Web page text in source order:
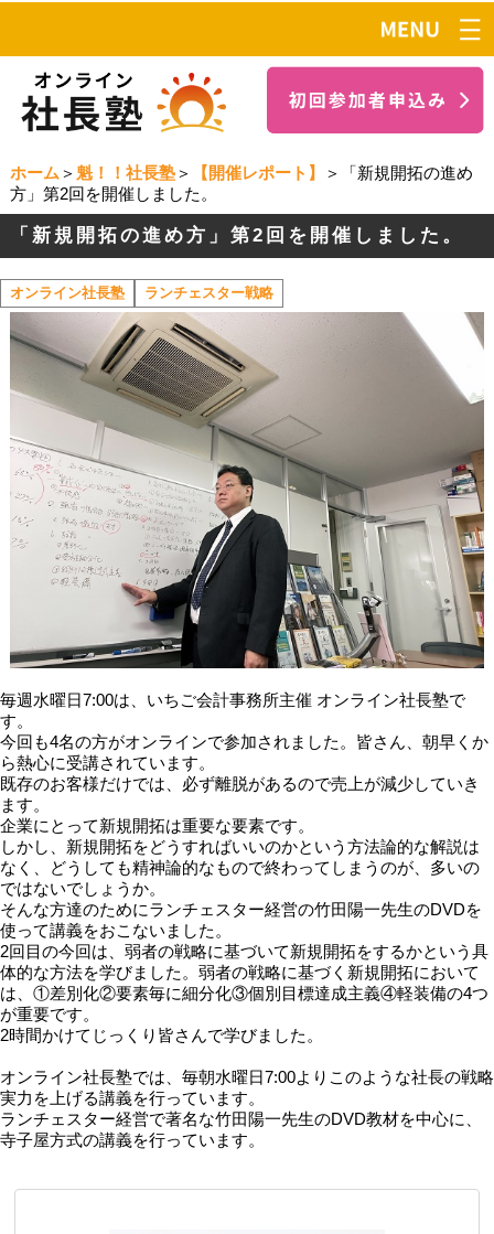
ホーム ＞ 魁！！社長塾＞ 【開催レポート】
＞「新規開拓の進め
方」第2回を開催しました。
「新規開拓の進め方」第2回を開催しました。
オンライン社長塾 ランチェスター戦略
毎週水曜日7:00は、いちご会計事務所主催 オンライン社長塾で
す。
今回も4名の方がオンラインで参加されました。皆さん、朝早くか
ら熱心に受講されています。
既存のお客様だけでは、必ず離脱があるので売上が減少していき
ます。
企業にとって新規開拓は重要な要素です。
しかし、新規開拓をどうすればいいのかという方法論的な解説は
なく、どうしても精神論的なもので終わってしまうのが、多いの
ではないでしょうか。
そんな方達のためにランチェスター経営の竹田陽一先生のDVDを
使って講義をおこないました。
2回目の今回は、弱者の戦略に基づいて新規開拓をするかという具
体的な方法を学びました。弱者の戦略に基づく新規開拓において
は、①差別化②要素毎に細分化③個別目標達成主義④軽装備の4つ
が重要です。
2時間かけてじっくり皆さんで学びました。
オンライン社長塾では、毎朝水曜日7:00よりこのような社長の戦略
実力を上げる講義を行っています。
ランチェスター経営で著名な竹田陽一先生のDVD教材を中心に、
寺子屋方式の講義を行っています。